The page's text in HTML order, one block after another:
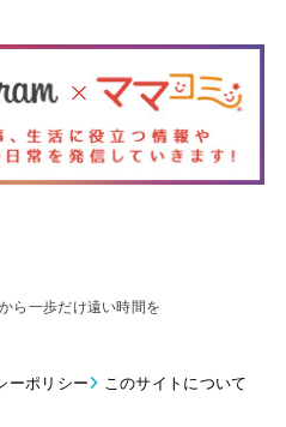
ら一歩だけ遠い時間を
ーポリシー このサイトについて